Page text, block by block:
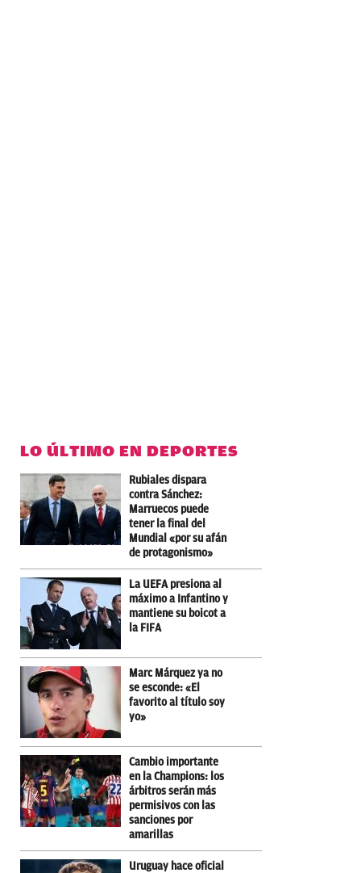
LO ÚLTIMO EN DEPORTES
Rubiales dispara
contra Sánchez:
Marruecos puede
tener la final del
Mundial «por su afán
de protagonismo»
La UEFA presiona al
máximo a Infantino y
mantiene su boicot a
la FIFA
Marc Márquez ya no
se esconde: «El
favorito al título soy
yo»
Cambio importante
en la Champions: los
árbitros serán más
permisivos con las
sanciones por
amarillas
Uruguay hace oficial